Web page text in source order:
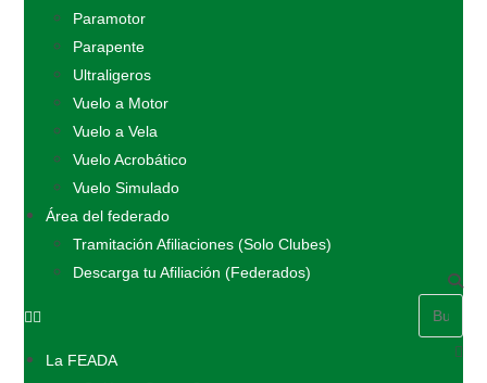
Paramotor
Parapente
Ultraligeros
Vuelo a Motor
Vuelo a Vela
Vuelo Acrobático
Vuelo Simulado
Área del federado
Tramitación Afiliaciones (Solo Clubes)
Descarga tu Afiliación (Federados)
La FEADA